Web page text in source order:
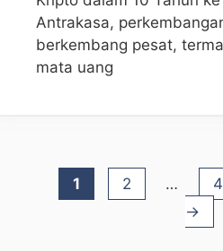
Antrakasa,
berkembang pesat,
mata uang
Halaman
1 Halaman
2 … 4
→